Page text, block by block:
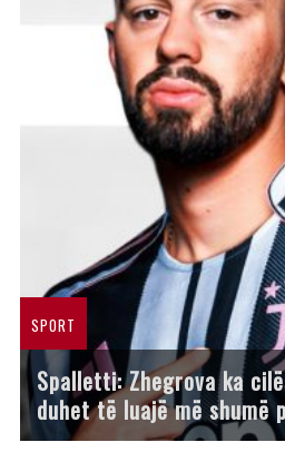
SPORT
Spalletti: Zhegrova ka
duhet të luajë më shumë